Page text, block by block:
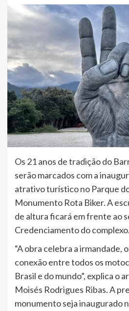
Os 21 anos de tradição do
serão marcados com a
atrativo turístico no Parque
Monumento Rota Biker. A
de altura ficará em frente ao
Credenciamento do complexo.
“A obra celebra a irmandade,
conexão entre todos os
Brasil e do mundo”, explica o
Moisés Rodrigues Ribas. A
monumento seja inaugurado